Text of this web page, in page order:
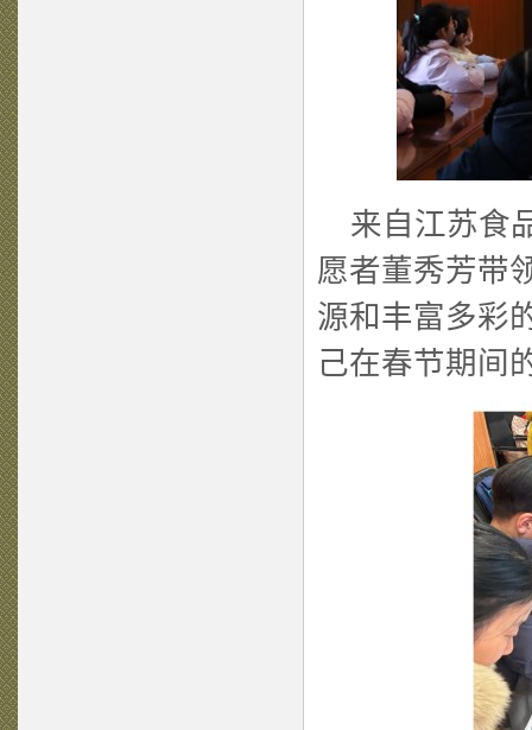
来自江苏食
愿者董秀芳带
源和丰富多彩
己在春节期间